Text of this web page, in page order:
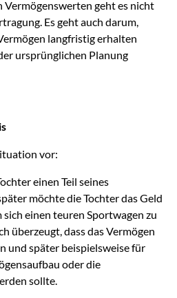
Vermögenswerten geht es nicht
Es geht auch darum,
langfristig erhalten
ursprünglichen Planung
vor:
einen Teil seines
möchte die Tochter das Geld
einen teuren Sportwagen zu
überzeugt, dass das Vermögen
und später beispielsweise für
oder die
sollte.